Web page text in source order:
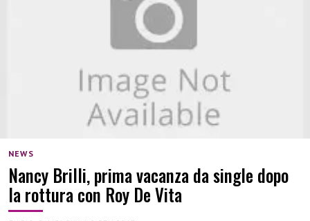
NEWS
Nancy Brilli, prima vacanza da single dopo
la rottura con Roy De Vita